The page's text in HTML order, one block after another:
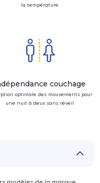
la température
couchage
optimale des mouvements pour
une nuit à deux sans réveil